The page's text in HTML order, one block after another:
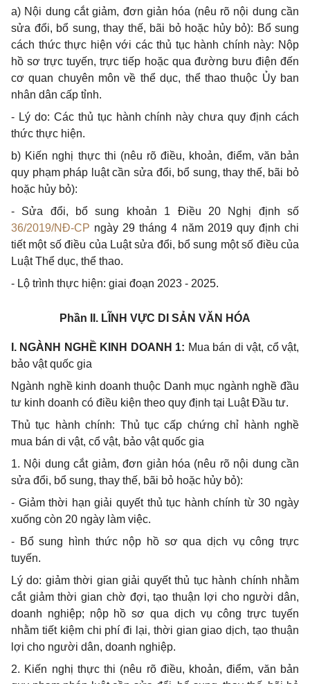
a) Nội dung cắt giảm, đơn giản hóa (nêu rõ nội dung cần
sửa đổi, bổ sung, thay thế, bãi bỏ hoặc hủy bỏ): Bổ sung
cách thứcthực hiện với các thủ tục hành chính này: Nộp
hồ sơ trực tuyến, trực tiếp hoặc qua đường bưu điện đến
cơ quan chuyên môn về thể dục, thể thao thuộc Ủyban
nhân dân cấp tỉnh.
- Lý do: Các thủ tục hành chính này chưa quy định cách
thức thực hiện.
b) Kiến nghị thực thi (nêu rõ điều, khoản, điểm, văn bản
quy phạm pháp luật cần sửa đổi, bổ sung, thay thế, bãi bỏ
hoặc hủy bỏ):
- Sửa đổi, bổ sung khoản 1 Điều 20 Nghị định số
36/2019/NĐ-CP ngày 29 tháng 4 năm 2019 quy định chi
tiết một số điều của Luật sửa đổi, bổ sung một số điều của
Luật Thể dục, thể thao.
- Lộ trình thực hiện: giai đoạn 2023 - 2025.
Phần II. LĨNH VỰC DI SẢN VĂN HÓA
I. NGÀNH NGH Ề KINH DOANH 1: Mua bán di vật, cổ vật,
bảo vật quốc gia
Ngành nghề kinh doanh thuộc Danh mục ngành nghề đầu
tư kinh doanh có điều kiện theo quy định tại Luật Đầu tư.
Thủ tục hành chính: Thủ tục cấp chứng chỉ hành nghề
mua bán di vật, cổ vật, bảo vật quốc gia
1. Nội dung cắt giảm, đơn giản hóa (nêu rõ nội dung cần
sửa đổi, bổ sung, thay thế, bãi bỏ hoặc hủy bỏ):
- Giảm thời hạn giải quyết thủ tục hành chính từ 30 ngày
xuống còn 20 ngày làm việc.
- Bổ sung hình thức nộp hồ sơ qua dịch vụ công trực
tuyến.
Lý do: giảm thời gian giải quyết thủ tục hành chính nhằm
cắt giảm thời gian chờ đợi, tạo thuận lợi cho người dân,
doanh nghiệp; nộp hồ sơ qua dịch vụ công trực tuyến
nhằm tiết kiệm chi phí đi lại, thời gian giao dịch, tạo thuận
lợi cho người dân, doanh nghiệp.
2. Kiến nghị thực thi (nêu rõ điều, khoản, điểm, văn bản